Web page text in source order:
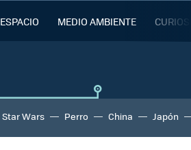
ESPACIO MEDIO AMBIENTE
Star Wars Perro China Japón